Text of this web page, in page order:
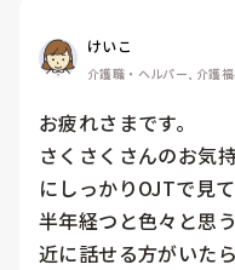
けいこ
介護職・ヘルパー, 介護
お疲れさまです。
さくさくさんのお気
にしっかりOJTで見
半年経つと色々と思
近に話せる方がいた